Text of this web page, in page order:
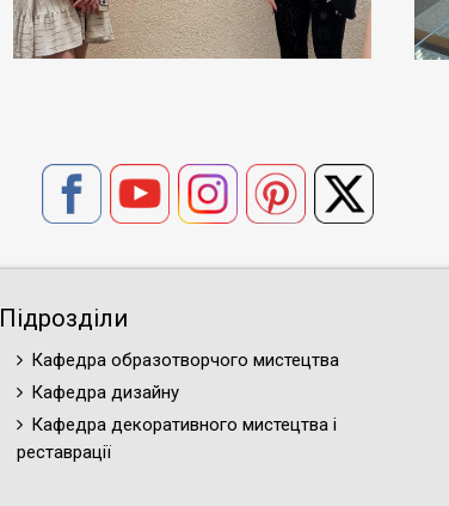
Підрозділи
Кафедра образотворчого мистецтва
Кафедра дизайну
Кафедра декоративного мистецтва і
реставрації